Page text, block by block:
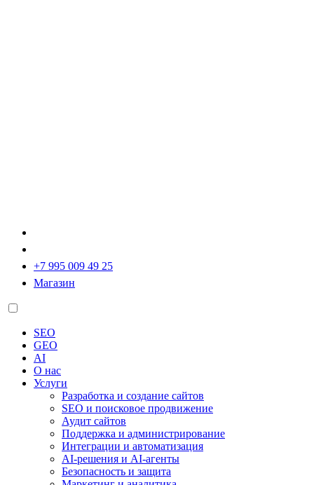
+7 995 009 49 25
Магазин
SEO
GEO
AI
О нас
Услуги
Разработка и создание сайтов
SEO и поисковое продвижение
Аудит сайтов
Поддержка и администрирование
Интеграции и автоматизация
AI-решения и AI-агенты
Безопасность и защита